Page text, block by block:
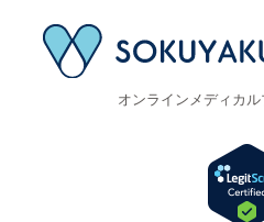
オンラインメディカ